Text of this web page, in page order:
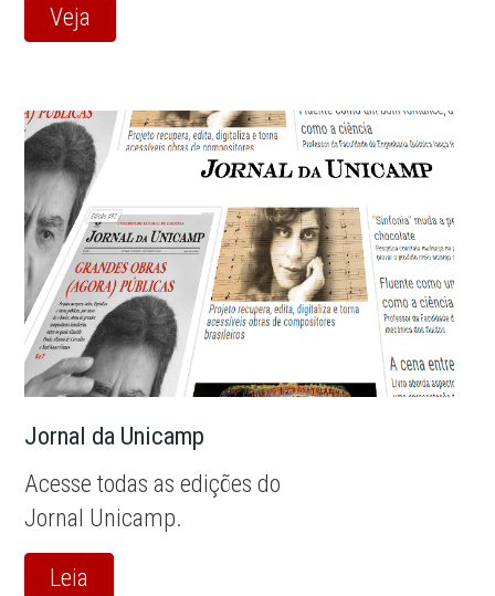
Veja
Jornal da Unicamp
Acesse todas as edições do
Jornal Unicamp.
Leia